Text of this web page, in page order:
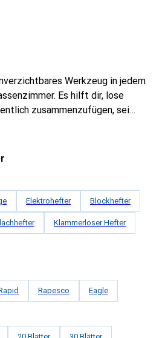
Werkzeug in jedem
Es hilft dir, lose
zusammenzufügen, sei
Elektrohefter Blockhefter
Klammerloser Hefter
Rapesco Eagle